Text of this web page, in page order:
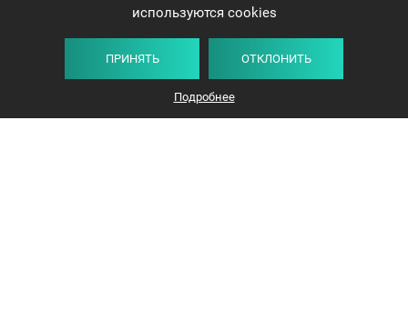
используются cookies
ПРИНЯТЬ ОТКЛОНИТЬ
Подробнее